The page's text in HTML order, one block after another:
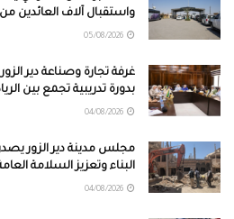
واستقبال آلاف العائدين
غرفة تجارة وصناعة دير
بدورة تدريبية تجمع بين
مجلس مدينة دير الزور
البناء وتعزيز السلامة